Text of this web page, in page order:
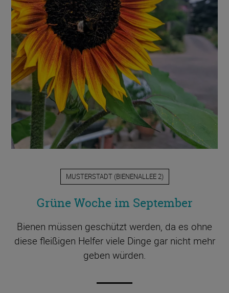
MUSTERSTADT(BIENENALLEE 2)
Grüne Woche im September
Bienen müssen geschützt werden, da es ohne
diese fleißigen Helfer viele Dinge gar nicht mehr
geben würden.